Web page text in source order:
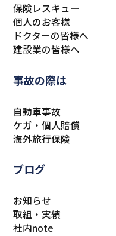
保険レスキュー
個人のお客様
ドクターの皆様へ
建設業の皆様へ
事故の際は
自動車事故
ケガ・個人賠償
海外旅行保険
ブログ
お知らせ
取組・実績
社内note